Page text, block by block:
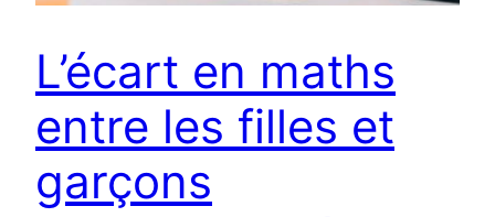
L’écart en maths
entre les filles et
garçons